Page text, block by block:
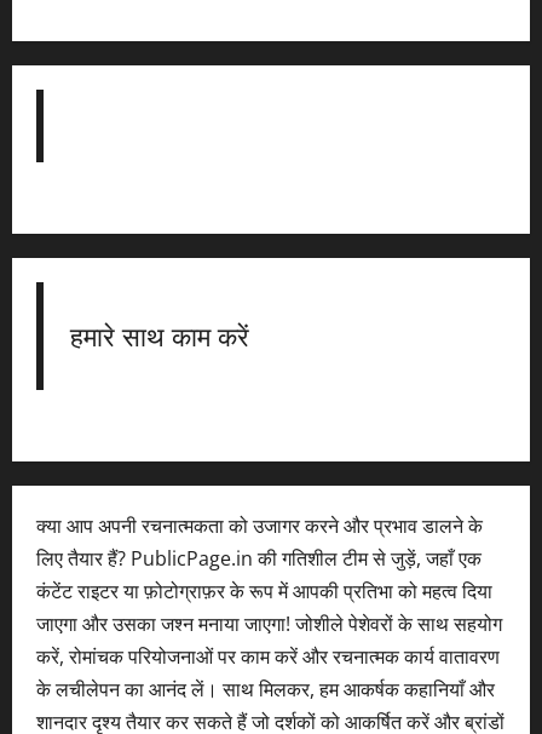
हमारे साथ काम करें
क्या आप अपनी रचनात्मकता को उजागर करने और प्रभाव डालने के
लिए तैयार हैं? PublicPage.in की गतिशील टीम से जुड़ें, जहाँ एक
कंटेंट राइटर या फ़ोटोग्राफ़र के रूप में आपकी प्रतिभा को महत्व दिया
जाएगा और उसका जश्न मनाया जाएगा! जोशीले पेशेवरों के साथ सहयोग
करें, रोमांचक परियोजनाओं पर काम करें और रचनात्मक कार्य वातावरण
के लचीलेपन का आनंद लें। साथ मिलकर, हम आकर्षक कहानियाँ और
शानदार दृश्य तैयार कर सकते हैं जो दर्शकों को आकर्षित करें और ब्रांडों